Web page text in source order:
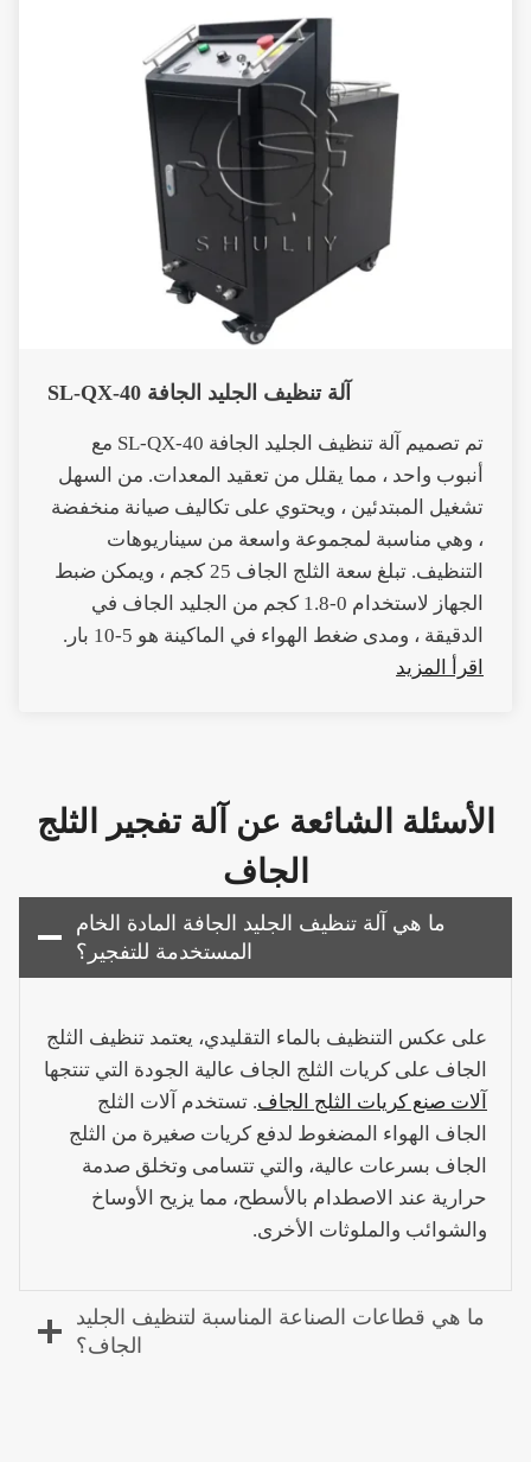
آلة تنظيف الجليد الجافة SL-QX-40
تم تصميم آلة تنظيف الجليد الجافة SL-QX-40 مع
أنبوب واحد ، مما يقلل من تعقيد المعدات. من السهل
تشغيل المبتدئين ، ويحتوي على تكاليف صيانة منخفضة
، وهي مناسبة لمجموعة واسعة من سيناريوهات
التنظيف. تبلغ سعة الثلج الجاف 25 كجم ، ويمكن ضبط
الجهاز لاستخدام 0-1.8 كجم من الجليد الجاف في
الدقيقة ، ومدى ضغط الهواء في الماكينة هو 5-10 بار.
اقرأ المزيد
الأسئلة الشائعة عن آلة تفجير الثلج
الجاف
ما هي آلة تنظيف الجليد الجافة المادة الخام
المستخدمة للتفجير؟
على عكس التنظيف بالماء التقليدي، يعتمد تنظيف الثلج
الجاف على كريات الثلج الجاف عالية الجودة التي تنتجها
آلات صنع كريات الثلج الجاف. تستخدم آلات الثلج
الجاف الهواء المضغوط لدفع كريات صغيرة من الثلج
الجاف بسرعات عالية، والتي تتسامى وتخلق صدمة
حرارية عند الاصطدام بالأسطح، مما يزيح الأوساخ
والشوائب والملوثات الأخرى.
ما هي قطاعات الصناعة المناسبة لتنظيف الجليد
الجاف؟